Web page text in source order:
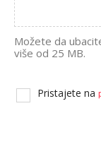
Možete da
više od 25 MB.
Pristajete na